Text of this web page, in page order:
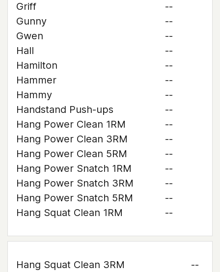
Griff
--
Gunny
--
Gwen
--
Hall
--
Hamilton
--
Hammer
--
Hammy
--
Handstand Push-ups
--
Hang Power Clean 1RM
--
Hang Power Clean 3RM
--
Hang Power Clean 5RM
--
Hang Power Snatch 1RM
--
Hang Power Snatch 3RM
--
Hang Power Snatch 5RM
--
Hang Squat Clean 1RM
--
Hang Squat Clean 3RM
--